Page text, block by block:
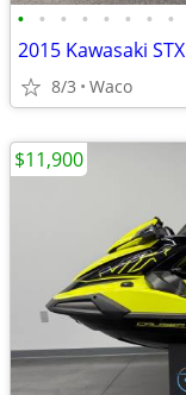
• • • • • • • •
2015 Kawasaki
8/3 Waco
$11,900